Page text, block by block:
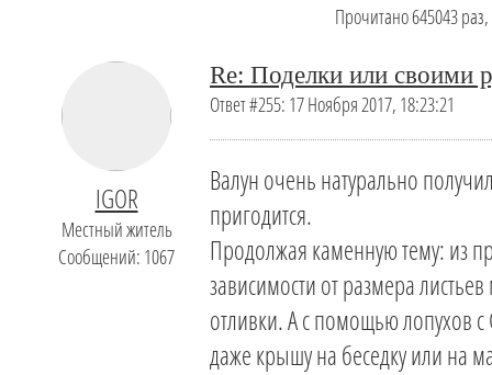
Прочитано 645043
IGOR
Местный житель
Сообщений: 1067
Re: Поделки или своими
Ответ #255: 17 Ноября 2017, 18:23:21
Валун очень натурально
пригодится.
Продолжая каменную тему: из
зависимости от размера
отливки. А с помощью лопухов
даже крышу на беседку или на